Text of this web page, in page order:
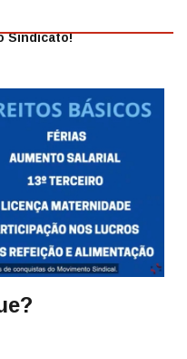
Sindicato!